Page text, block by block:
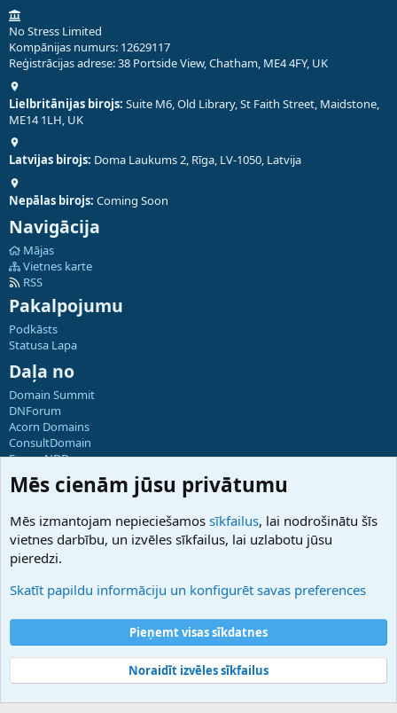
No Stress Limited
Kompānijas numurs: 12629117
Reģistrācijas adrese: 38 Portside View, Chatham, ME4 4FY, UK
Lielbritānijas birojs: Suite M6, Old Library, St Faith Street, Maidstone,
ME14 1LH, UK
Latvijas birojs: Doma Laukums 2, Rīga, LV-1050, Latvija
Nepālas birojs: Coming Soon
Navigācija
Mājas
Vietnes karte
RSS
Pakalpojumu
Podkāsts
Statusa Lapa
Daļa no
Domain Summit
DNForum
Acorn Domains
ConsultDomain
ForumNDD
Domainforum.ro
27.be
Hostmaria
Atbalsts
Palīdzība
Noteikumi un nosacījumi
Privātuma politika
Community platform by XenForo® © 2010-2025 XenForo Ltd.
Mēs cienām jūsu privātumu
Mēs izmantojam nepieciešamos sīkfailus, lai nodrošinātu šīs
vietnes darbību, un izvēles sīkfailus, lai uzlabotu jūsu
pieredzi.
Skatīt papildu informāciju un konfigurēt savas preferences
Pieņemt visas sīkdatnes
Noraidīt izvēles sīkfailus